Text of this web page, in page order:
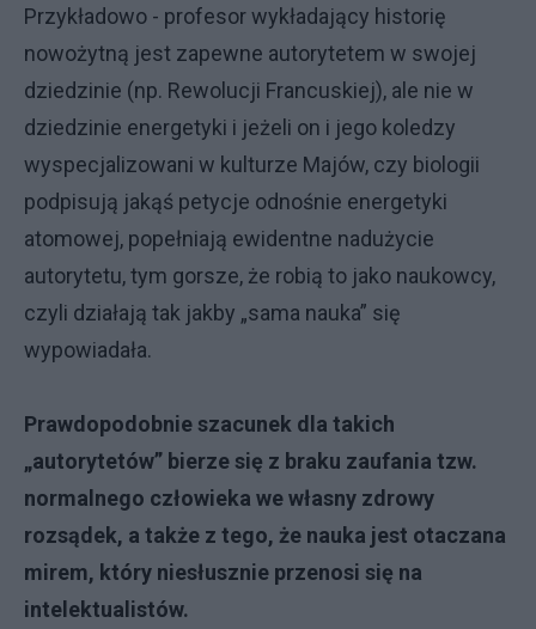
Przykładowo - profesor wykładający historię
nowożytną jest zapewne autorytetem w swojej
dziedzinie (np. Rewolucji Francuskiej), ale nie w
dziedzinie energetyki i jeżeli on i jego koledzy
wyspecjalizowani w kulturze Majów, czy biologii
podpisują jakąś petycje odnośnie energetyki
atomowej, popełniają ewidentne nadużycie
autorytetu, tym gorsze, że robią to jako naukowcy,
czyli działają tak jakby „sama nauka” się
wypowiadała.
Prawdopodobnie szacunek dla takich
„autorytetów” bierze się z braku zaufania tzw.
normalnego człowieka we własny zdrowy
rozsądek, a także z tego, że nauka jest otaczana
mirem, który niesłusznie przenosi się na
intelektualistów.